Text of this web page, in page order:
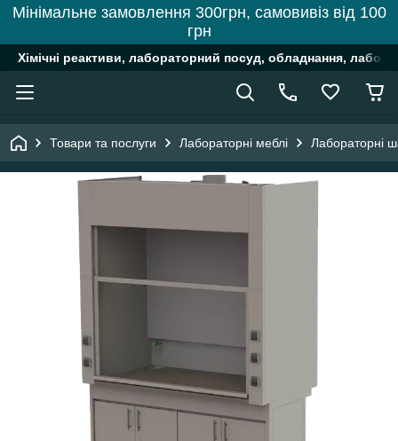
Мінімальне замовлення 300грн, самовивіз від 100
грн
Хімічні реактиви, лабораторний посуд, обладнання,
Товари та послуги Лабораторні меблі Лабораторні